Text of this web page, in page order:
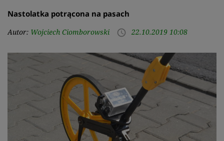
Nastolatka potrącona na pasach
Autor: Wojciech Ciomborowski access_time 22.10.2019 10:08